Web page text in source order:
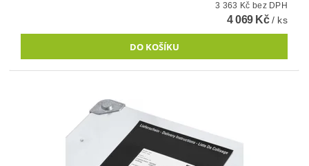
3 363 Kč bez DPH
4 069 Kč/ ks